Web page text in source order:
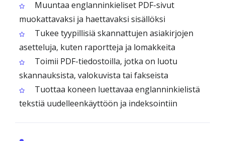
Muuntaa englanninkieliset PDF-sivut
muokattavaksi ja haettavaksi sisällöksi
Tukee tyypillisiä skannattujen asiakirjojen
asetteluja, kuten raportteja ja lomakkeita
Toimii PDF-tiedostoilla, jotka on luotu
skannauksista, valokuvista tai fakseista
Tuottaa koneen luettavaa englanninkielistä
tekstiä uudelleenkäyttöön ja indeksointiin